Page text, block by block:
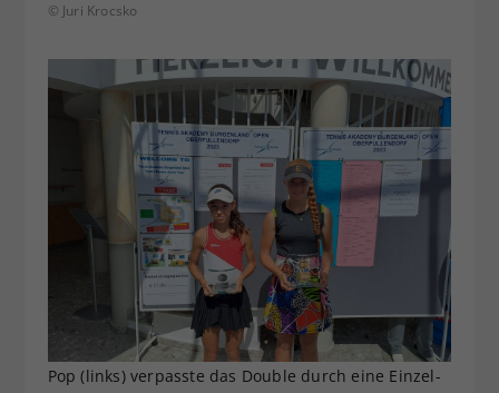
© Juri Krocsko
Pop (links) verpasste das Double durch eine Einzel-